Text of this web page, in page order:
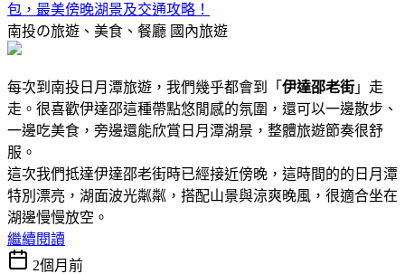
包，最美傍晚湖景及交通攻略！
南投の旅遊、美食、餐廳 國內旅遊
每次到南投日月潭旅遊，我們幾乎都會到「 伊達邵老街 」走
走。很喜歡伊達邵這種帶點悠閒感的氛圍，還可以一邊散步、
一邊吃美食，旁邊還能欣賞日月潭湖景，整體旅遊節奏很舒
服。
這次我們抵達伊達邵老街時已經接近傍晚，這時間的的日月潭
特別漂亮，湖面波光粼粼，搭配山景與涼爽晚風，很適合坐在
湖邊慢慢放空。
繼續閱讀
2個月前